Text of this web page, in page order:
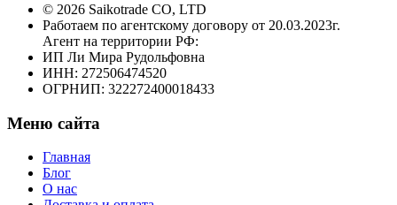
© 2026 Saikotrade CO, LTD
Работаем по агентскому договору от 20.03.2023г.
Агент на территории РФ:
ИП Ли Мира Рудольфовна
ИНН: 272506474520
ОГРНИП: 322272400018433
Меню сайта
Главная
Блог
О нас